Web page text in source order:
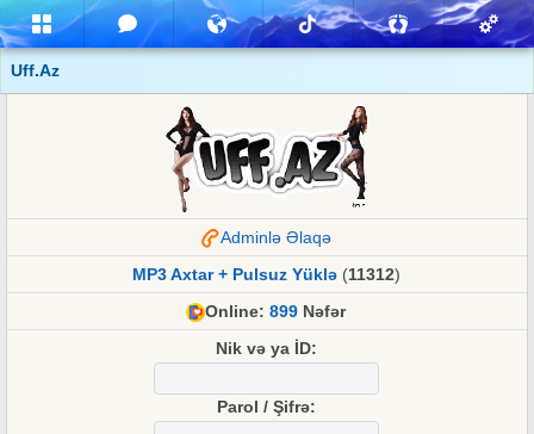
Uff.Az
Adminlə Əlaqə
MP3 Axtar + Pulsuz Yüklə(11312)
Online: 899 Nəfər
Nik və ya İD:
Parol / Şifrə: